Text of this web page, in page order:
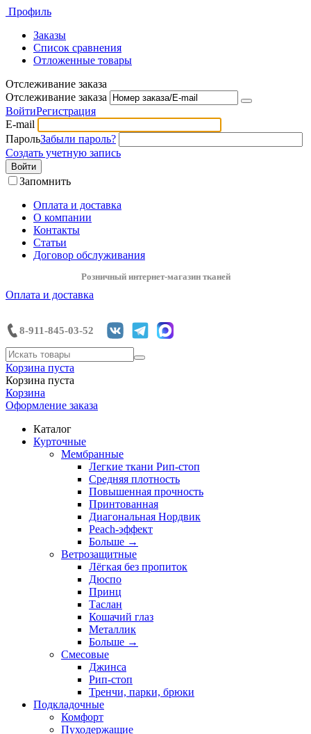
Профиль
Заказы
Список сравнения
Отложенные товары
Отслеживание заказа
Отслеживание заказа
ВойтиРегистрация
E-mail
ПарольЗабыли пароль?
Создать учетную запись
Войти
Запомнить
Оплата и доставка
О компании
Контакты
Статьи
Договор обслуживания
Розничный интернет-магазин тканей
Оплата и доставка
8-911-845-03-52
Корзина пуста
Корзина пуста
Корзина
Оформление заказа
Каталог
Курточные
Мембранные
Легкие ткани Рип-стоп
Средняя плотность
Повышенная прочность
Принтованная
Диагональная Нордвик
Peach-эффект
Больше →
Ветрозащитные
Лёгкая без пропиток
Дюспо
Принц
Таслан
Кошачий глаз
Металлик
Больше →
Смесовые
Джинса
Рип-стоп
Тренчи, парки, брюки
Подкладочные
Комфорт
Пуходержащие